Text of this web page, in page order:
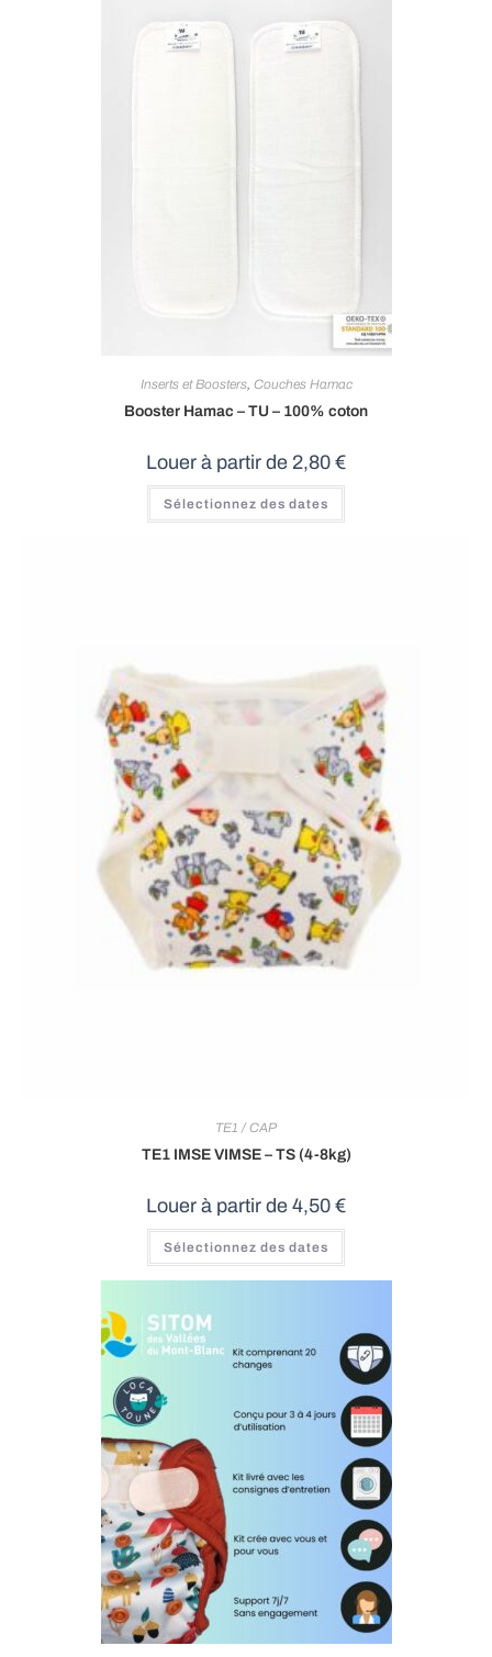
du
produit
Inserts et Boosters, Couches Hamac
Booster Hamac – TU – 100% coton
Louer à partir de 2,80 €
Sélectionnez des dates
TE1 / CAP
TE1 IMSE VIMSE – TS (4-8kg)
Louer à partir de 4,50 €
Sélectionnez des dates